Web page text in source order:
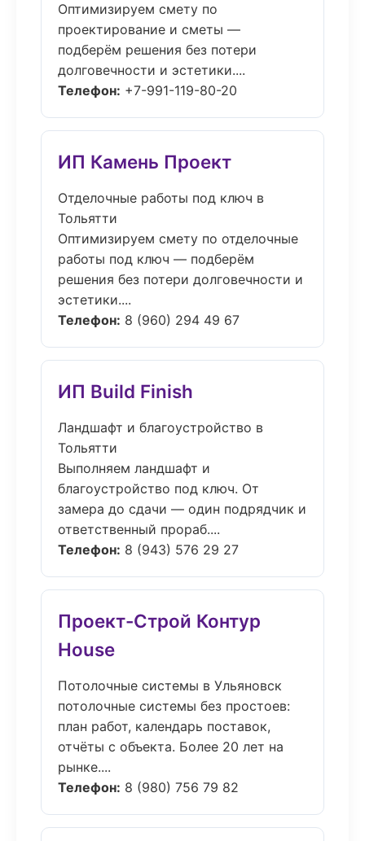
Оптимизируем смету по
проектирование и сметы —
подберём решения без потери
долговечности и эстетики....
Телефон: +7-991-119-80-20
ИП Камень Проект
Отделочные работы под ключ в
Тольятти
Оптимизируем смету по отделочные
работы под ключ — подберём
решения без потери долговечности и
эстетики....
Телефон: 8 (960) 294 49 67
ИП Build Finish
Ландшафт и благоустройство в
Тольятти
Выполняем ландшафт и
благоустройство под ключ. От
замера до сдачи — один подрядчик и
ответственный прораб....
Телефон: 8 (943) 576 29 27
Проект-Строй Контур
House
Потолочные системы в Ульяновск
потолочные системы без простоев:
план работ, календарь поставок,
отчёты с объекта. Более 20 лет на
рынке....
Телефон: 8 (980) 756 79 82